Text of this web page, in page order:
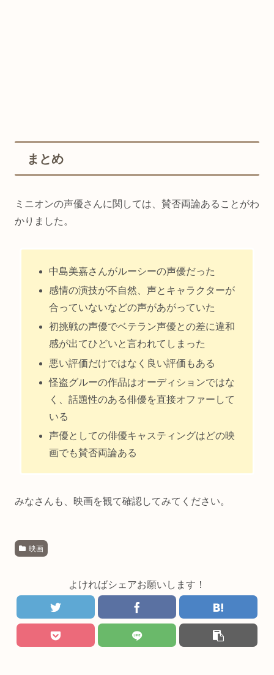
まとめ
ミニオンの声優さんに関しては、賛否両論あることがわ
かりました。
中島美嘉さんがルーシーの声優だった
感情の演技が不自然、声とキャラクターが
合っていないなどの声があがっていた
初挑戦の声優でベテラン声優との差に違和
感が出てひどいと言われてしまった
悪い評価だけではなく良い評価もある
怪盗グルーの作品はオーディションではな
く、話題性のある俳優を直接オファーして
いる
声優としての俳優キャスティングはどの映
画でも賛否両論ある
みなさんも、映画を観て確認してみてください。
映画
よければシェアお願いします！